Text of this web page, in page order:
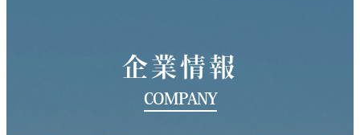
企業情報
COMPANY